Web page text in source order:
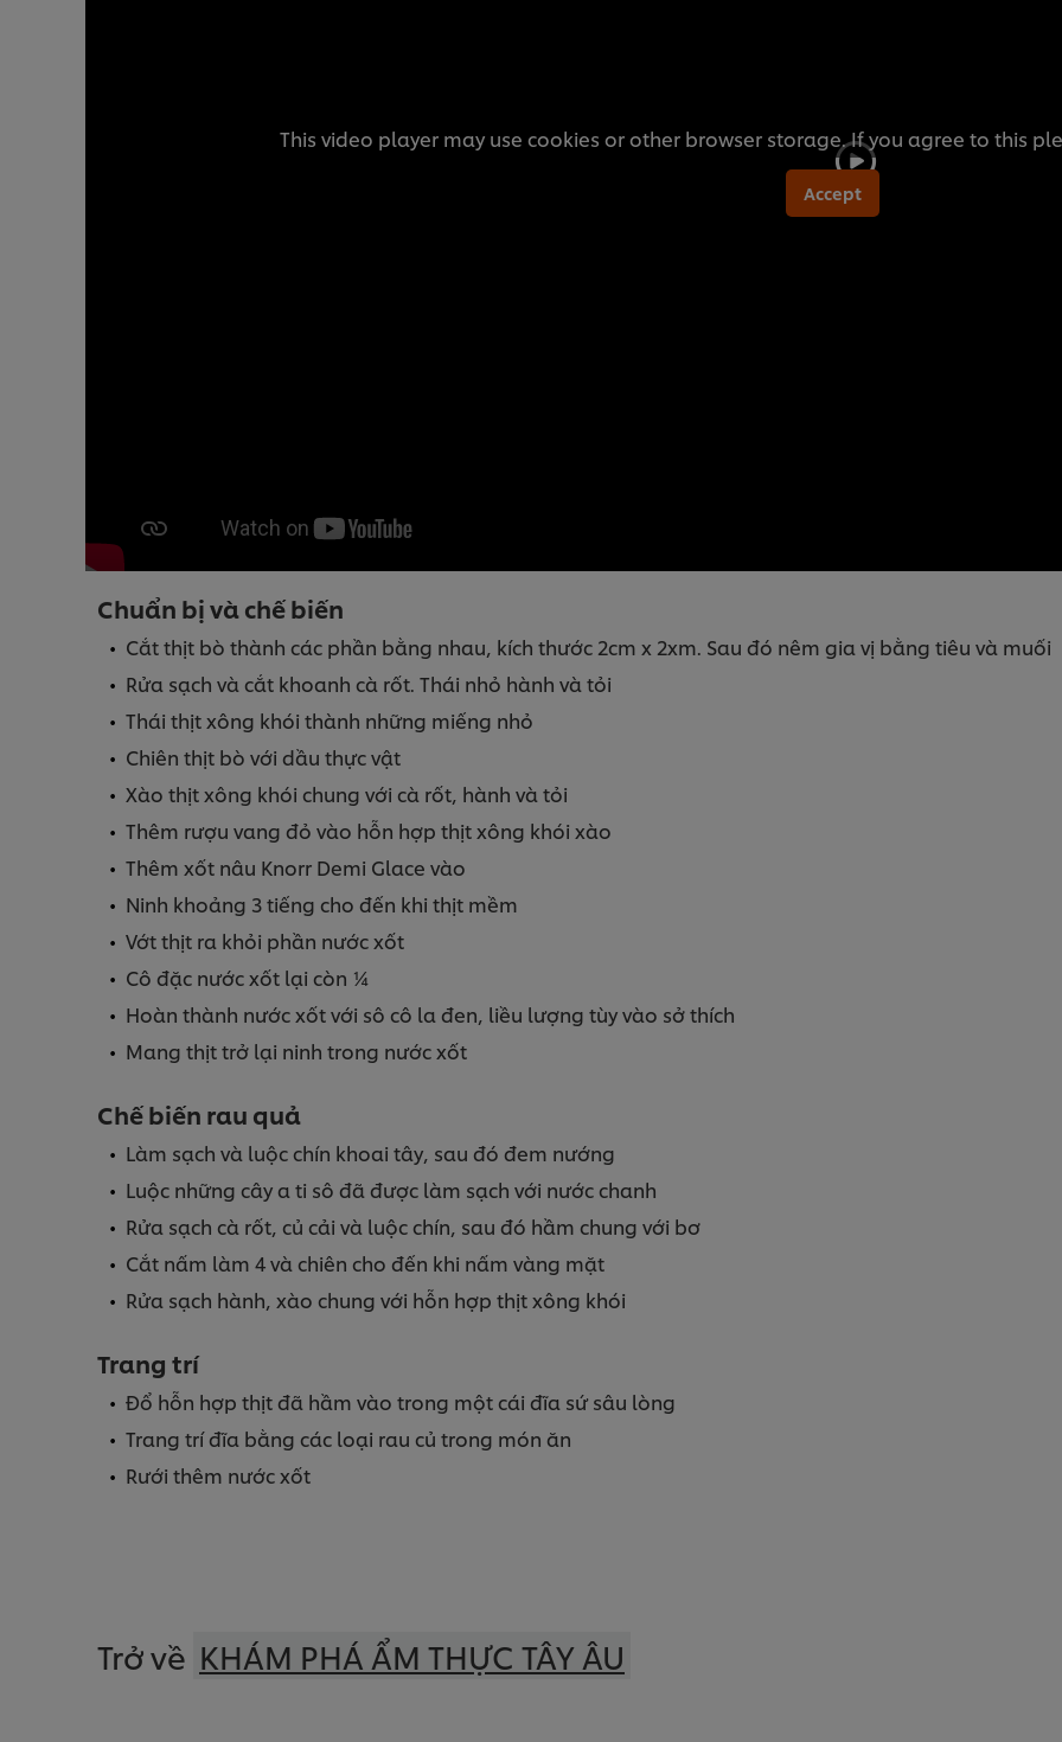
This video player may use cookies or other browser storage. If you agree to this
Accept
Chuẩn bị và chế biến
Cắt thịt bò thành các phần bằng nhau, kích thước 2cm x 2xm. Sau đó nêm gia vị bằng tiêu và muối
Rửa sạch và cắt khoanh cà rốt. Thái nhỏ hành và tỏi
Thái thịt xông khói thành những miếng nhỏ
Chiên thịt bò với dầu thực vật
Xào thịt xông khói chung với cà rốt, hành và tỏi
Thêm rượu vang đỏ vào hỗn hợp thịt xông khói xào
Thêm xốt nâu Knorr Demi Glace vào
Ninh khoảng 3 tiếng cho đến khi thịt mềm
Vớt thịt ra khỏi phần nước xốt
Cô đặc nước xốt lại còn ¼
Hoàn thành nước xốt với sô cô la đen, liều lượng tùy vào sở thích
Mang thịt trở lại ninh trong nước xốt
Chế biến rau quả
Làm sạch và luộc chín khoai tây, sau đó đem nướng
Luộc những cây a ti sô đã được làm sạch với nước chanh
Rửa sạch cà rốt, củ cải và luộc chín, sau đó hầm chung với bơ
Cắt nấm làm 4 và chiên cho đến khi nấm vàng mặt
Rửa sạch hành, xào chung với hỗn hợp thịt xông khói
Trang trí
Đổ hỗn hợp thịt đã hầm vào trong một cái đĩa sứ sâu lòng
Trang trí đĩa bằng các loại rau củ trong món ăn
Rưới thêm nước xốt
Trở về KHÁM PHÁ ẨM THỰC TÂY ÂU